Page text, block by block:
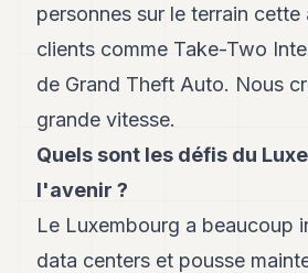
personnes sur le terrain cette
clients comme Take-Two
de Grand Theft Auto. Nous
grande vitesse.
Quels sont les défis du
l'avenir ?
Le Luxembourg a beaucoup
data centers et pousse